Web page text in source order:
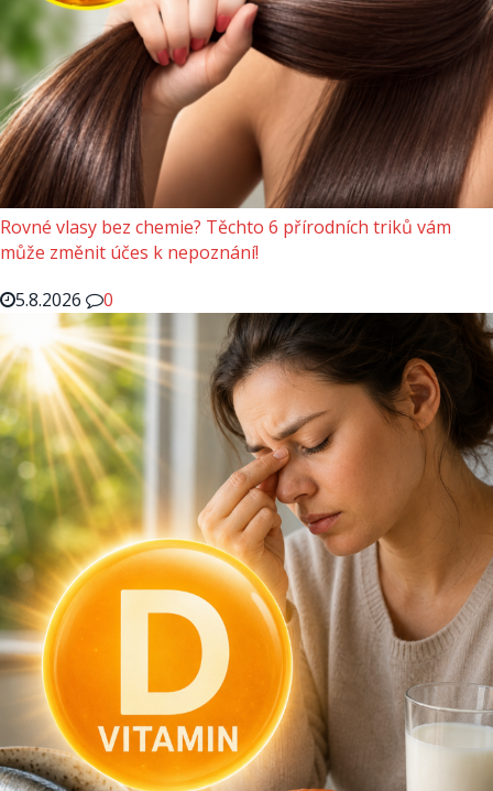
Rovné vlasy bez chemie? Těchto 6 přírodních triků vám
může změnit účes k nepoznání!
5.8.2026
0